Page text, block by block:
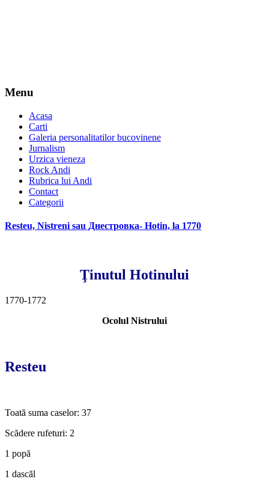
Menu
Acasa
Carti
Galeria personalitatilor bucovinene
Jurnalism
Urzica vieneza
Rock Andi
Rubrica lui Andi
Contact
Categorii
Resteu, Nistreni sau Днестровка- Hotin, la 1770
Ţinutul Hotinului
1770-1772
Ocolul Nistrului
Resteu
Toată suma caselor: 37
Scădere rufeturi: 2
1 popă
1 dascăl